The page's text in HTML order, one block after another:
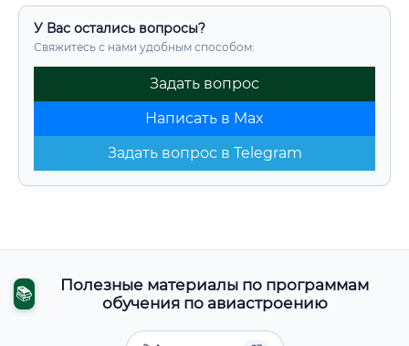
У Вас остались вопросы?
Свяжитесь с нами удобным способом:
Задать вопрос
Написать в Max
Задать вопрос в Telegram
📚
Полезные материалы по программам
обучения по авиастроению